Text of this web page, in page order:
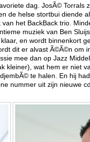
dag. JosÃ© Torrals
de helse stortbui diende
het BackBack trio.
muziek van Ben
en wordt binnenkort
dit er alvast Ã©Ã©n om
mee dan op Jazz
kleiner), wat hem er niet
te halen. En hij
nummer uit zijn nieuwe